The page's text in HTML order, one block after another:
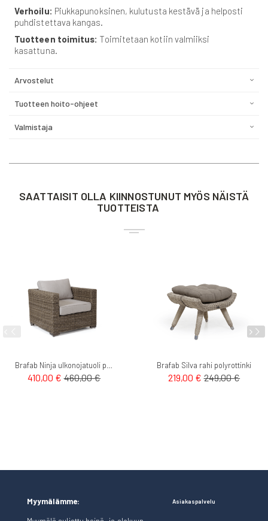
Verhoilu: Piukkapunoksinen, kulutusta kestävä ja helposti
puhdistettava kangas.
Tuotteen toimitus: Toimitetaan kotiin valmiiksi
kasattuna.
Arvostelut
Tuotteen hoito-ohjeet
Valmistaja
SAATTAISIT OLLA KIINNOSTUNUT MYÖS NÄISTÄ
TUOTTEISTA
410,00 € 460,00 €
Brafab Silva rahi polyrottinki
219,00 € 249,00 €
Myymälämme: Asiakaspalvelu